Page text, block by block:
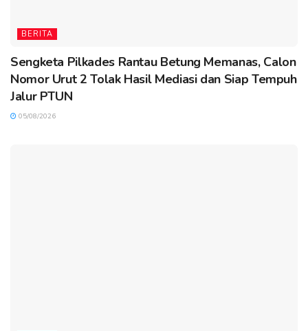
BERITA
Sengketa Pilkades Rantau Betung Memanas, Calon
Nomor Urut 2 Tolak Hasil Mediasi dan Siap Tempuh
Jalur PTUN
05/08/2026